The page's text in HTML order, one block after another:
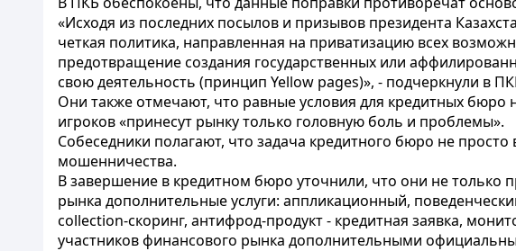
«Исходя из последних посылов и призывов президента
четкая политика, направленная на приватизацию всех
предотвращение создания государственных или
свою деятельность (принцип Yellow pages)», - подчеркнули в
Они также отмечают, что равные условия для кредитных
игроков «принесут рынку только головную боль и проблемы».
Собеседники полагают, что задача кредитного бюро не
мошенничества.
В завершение в кредитном бюро уточнили, что они не только
рынка дополнительные услуги: аппликационный,
collection-скоринг, антифрод-продукт - кредитная заявка,
участников финансового рынка дополнительными